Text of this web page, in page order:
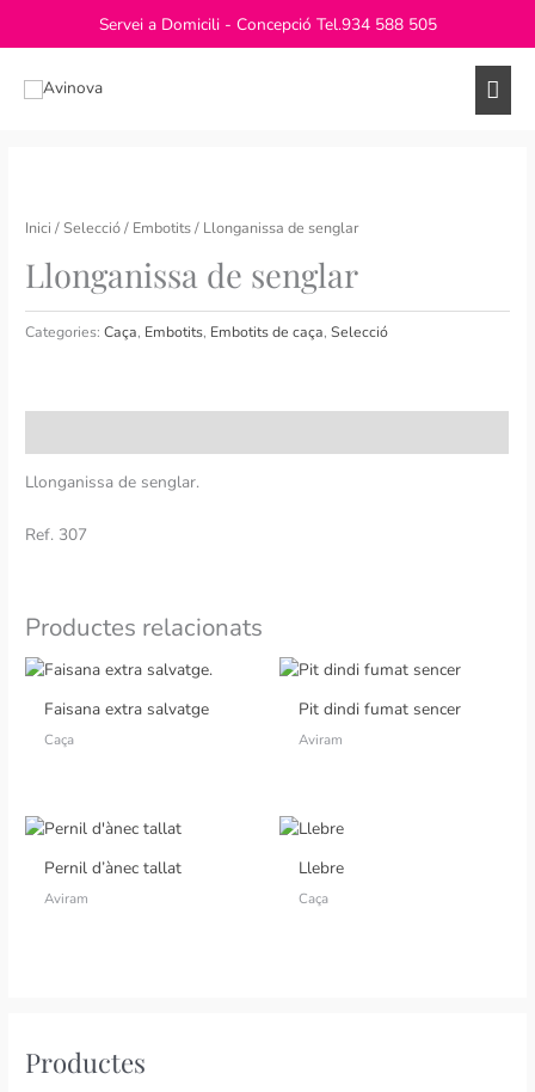
Servei a Domicili - Concepció Tel.934 588 505
Inici /Selecció/ Embotits/ Llonganissa de senglar
Llonganissa de senglar
Categories:Caça, Embotits, Embotits de caça,Selecció
Llonganissa de senglar.
Ref. 307
Productes relacionats
Faisana extra salvatge
Caça
Pit dindi fumat sencer
Aviram
Pernil d’ànec tallat
Aviram
Llebre
Caça
Productes